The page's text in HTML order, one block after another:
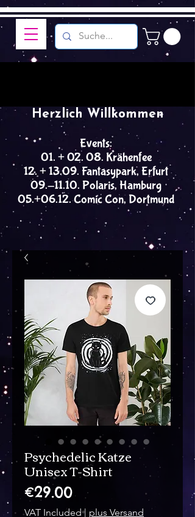
Events:
01. + 02. 08. Krähenfee
12. + 13.09. Fantasypark, Erfurt
09.-11.10. Polaris, Hamburg
05.+06.12. Comic Con, Dortmund
Herzlich Willkommen
Psychedelic Katze
Unisex T-Shirt
€29.00Price
VAT Included| plus Versand